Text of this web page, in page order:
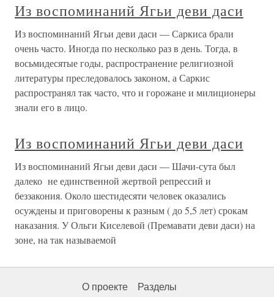
Из воспоминаний Ягьи деви даси
Из воспоминаний Ягьи деви даси — Саркиса брали
очень часто. Иногда по несколько раз в день. Тогда, в
восьмидесятые годы, распространение религиозной
литературы преследовалось законом, а Саркис
распространял так часто, что и горожане и милиционеры
знали его в лицо.
Из воспоминаний Ягьи деви даси
Из воспоминаний Ягьи деви даси — Шачи-сута был
далеко не единственной жертвой репрессий и
беззакония. Около шестидесяти человек оказались
осуждены и приговорены к разным ( до 5,5 лет) срокам
наказания. У Ольги Киселевой (Премавати деви даси) на
зоне, на так называемой
О проекте Разделы